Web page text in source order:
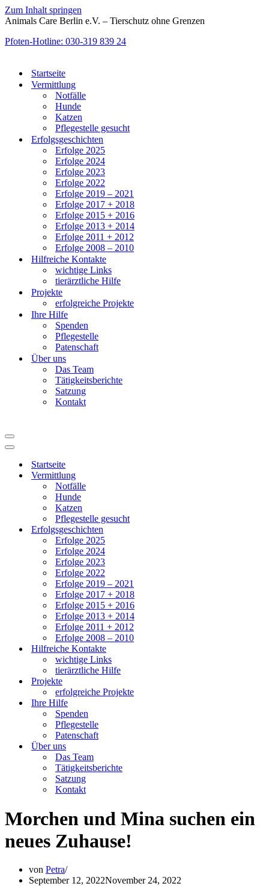
Zum Inhalt springen
Animals Care Berlin e.V. – Tierschutz ohne Grenzen
Pfoten-Hotline: 030-319 839 24
Startseite
Vermittlung
Notfälle
Hunde
Katzen
Pflegestelle gesucht
Erfolgsgeschichten
Erfolge 2025
Erfolge 2024
Erfolge 2023
Erfolge 2022
Erfolge 2019 – 2021
Erfolge 2017 + 2018
Erfolge 2015 + 2016
Erfolge 2013 + 2014
Erfolge 2011 + 2012
Erfolge 2008 – 2010
Hilfreiche Kontakte
wichtige Links
tierärztliche Hilfe
Projekte
erfolgreiche Projekte
Ihre Hilfe
Spenden
Pflegestelle
Patenschaft
Über uns
Das Team
Tätigkeitsberichte
Satzung
Kontakt
Navigationsmenü
Navigationsmenü
Startseite
Vermittlung
Notfälle
Hunde
Katzen
Pflegestelle gesucht
Erfolgsgeschichten
Erfolge 2025
Erfolge 2024
Erfolge 2023
Erfolge 2022
Erfolge 2019 – 2021
Erfolge 2017 + 2018
Erfolge 2015 + 2016
Erfolge 2013 + 2014
Erfolge 2011 + 2012
Erfolge 2008 – 2010
Hilfreiche Kontakte
wichtige Links
tierärztliche Hilfe
Projekte
erfolgreiche Projekte
Ihre Hilfe
Spenden
Pflegestelle
Patenschaft
Über uns
Das Team
Tätigkeitsberichte
Satzung
Kontakt
Morchen und Mina suchen ein
neues Zuhause!
von Petra
September 12, 2022November 24, 2022